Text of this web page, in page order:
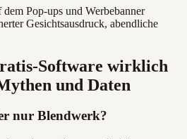
Software wirklich
und Daten
nur Blendwerk?